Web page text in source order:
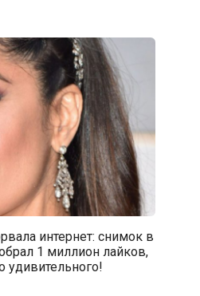
интернет: снимок в
1 миллион лайков,
удивительного!